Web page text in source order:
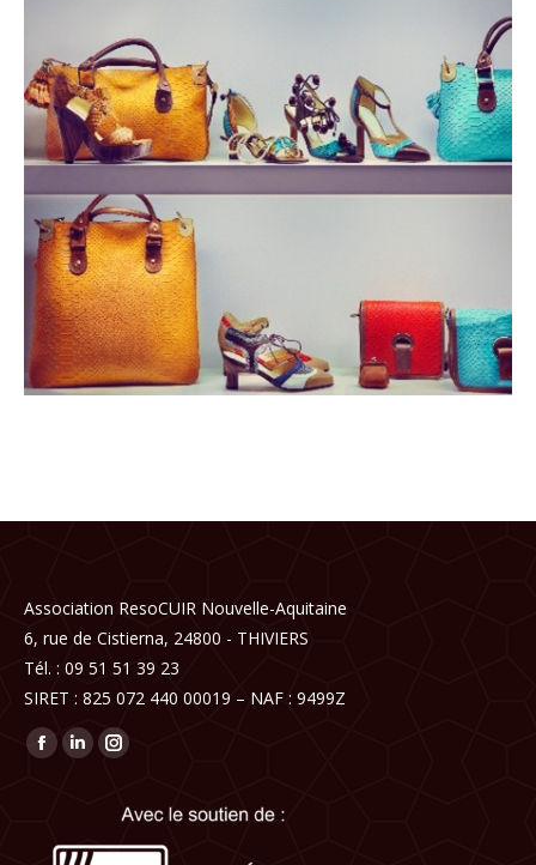
Association ResoCUIR Nouvelle-Aquitaine
6, rue de Cistierna, 24800 - THIVIERS
Tél. : 09 51 51 39 23
SIRET : 825 072 440 00019 – NAF : 9499Z
Trouvez nous sur :
Facebook
in
LinkedIn
opens
in
Instagram
opens
in